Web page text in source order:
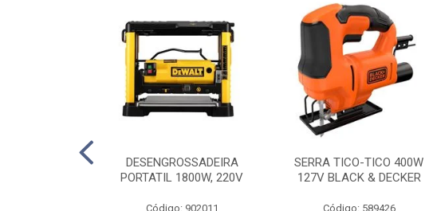
DESENGROSSADEIRA
PORTATIL 1800W, 220V
Código: 902011
SERRA TICO-TICO 400W
127V BLACK & DECKER
Código: 589426